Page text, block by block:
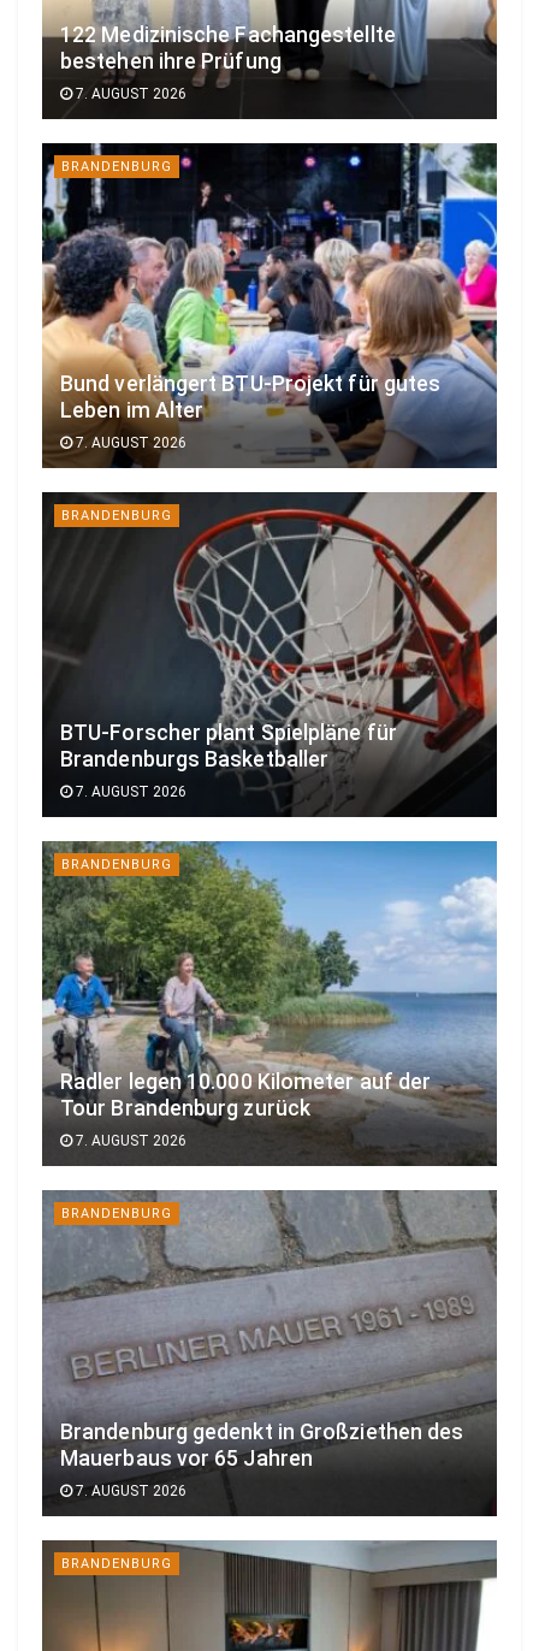
122 Medizinische Fachangestellte
bestehen ihre Prüfung
7. AUGUST 2026
BRANDENBURG
Bund verlängert BTU-Projekt für gutes
Leben im Alter
7. AUGUST 2026
BRANDENBURG
BTU-Forscher plant Spielpläne für
Brandenburgs Basketballer
7. AUGUST 2026
BRANDENBURG
Radler legen 10.000 Kilometer auf der
Tour Brandenburg zurück
7. AUGUST 2026
BRANDENBURG
Brandenburg gedenkt in Großziethen des
Mauerbaus vor 65 Jahren
7. AUGUST 2026
BRANDENBURG